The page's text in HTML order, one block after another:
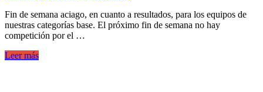
Fin de semana aciago, en cuanto a resultados, para los equipos de
nuestras categorías base. El próximo fin de semana no hay
competición por el …
Leer más